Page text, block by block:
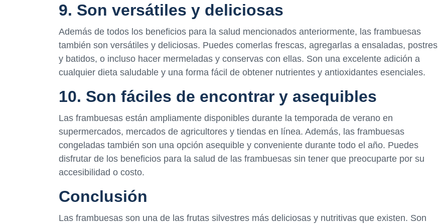
9. Son versátiles y deliciosas
Además de todos los beneficios para la salud mencionados anteriormente, las frambuesas
también son versátiles y deliciosas. Puedes comerlas frescas, agregarlas a ensaladas, postres
y batidos, o incluso hacer mermeladas y conservas con ellas. Son una excelente adición a
cualquier dieta saludable y una forma fácil de obtener nutrientes y antioxidantes esenciales.
10. Son fáciles de encontrar y asequibles
Las frambuesas están ampliamente disponibles durante la temporada de verano en
supermercados, mercados de agricultores y tiendas en línea. Además, las frambuesas
congeladas también son una opción asequible y conveniente durante todo el año. Puedes
disfrutar de los beneficios para la salud de las frambuesas sin tener que preocuparte por su
accesibilidad o costo.
Conclusión
Las frambuesas son una de las frutas silvestres más deliciosas y nutritivas que existen. Son